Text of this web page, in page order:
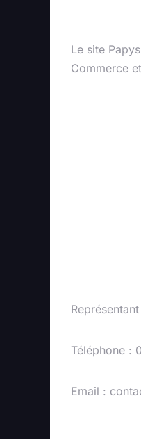
Le site
Commerce
Téléphone :
Email :